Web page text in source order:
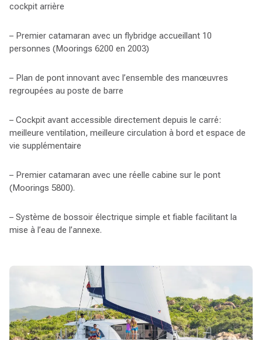
cockpit arrière
– Premier catamaran avec un flybridge accueillant 10
personnes (Moorings 6200 en 2003)
– Plan de pont innovant avec l’ensemble des manœuvres
regroupées au poste de barre
– Cockpit avant accessible directement depuis le carré:
meilleure ventilation, meilleure circulation à bord et espace de
vie supplémentaire
– Premier catamaran avec une réelle cabine sur le pont
(Moorings 5800).
– Système de bossoir électrique simple et fiable facilitant la
mise à l’eau de l’annexe.